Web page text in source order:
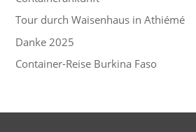
Tour durch Waisenhaus in Athiémé
Danke 2025
Container-Reise Burkina Faso